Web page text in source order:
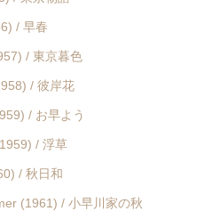
/ 早春
/ 東京暮色
/ 彼岸花
/ お早よう
/ 浮草
/ 秋日和
(1961) / 小早川家の秋